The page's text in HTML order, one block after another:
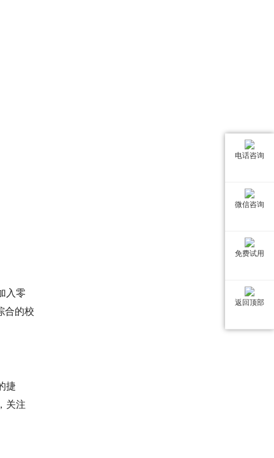
入零
合的校
捷
关注
电话咨询
微信咨询
免费试用
返回顶部